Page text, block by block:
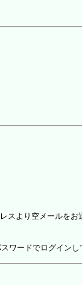
スより空メールをお
ワードでログインし